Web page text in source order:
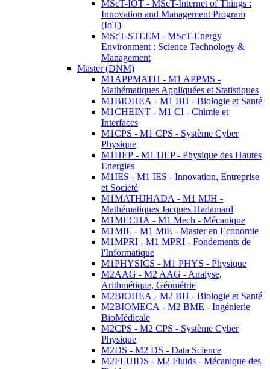
MScT-IOT - MScT-Internet of Things :
Innovation and Management Program
(IoT)
MScT-STEEM - MScT-Energy
Environment : Science Technology &
Management
Master (DNM)
M1APPMATH - M1 APPMS -
Mathématiques Appliquées et Statistiques
M1BIOHEA - M1 BH - Biologie et Santé
M1CHEINT - M1 CI - Chimie et
Interfaces
M1CPS - M1 CPS - Système Cyber
Physique
M1HEP - M1 HEP - Physique des Hautes
Energies
M1IES - M1 IES - Innovation, Entreprise
et Société
M1MATHJHADA - M1 MJH -
Mathématiques Jacques Hadamard
M1MECHA - M1 Mech - Mécanique
M1MIE - M1 MiE - Master en Economie
M1MPRI - M1 MPRI - Fondements de
l'Informatique
M1PHYSICS - M1 PHYS - Physique
M2AAG - M2 AAG - Analyse,
Arithmétique, Géométrie
M2BIOHEA - M2 BH - Biologie et Santé
M2BIOMECA - M2 BME - Ingénierie
BioMédicale
M2CPS - M2 CPS - Système Cyber
Physique
M2DS - M2 DS - Data Science
M2FLUIDS - M2 Fluids - Mécanique des